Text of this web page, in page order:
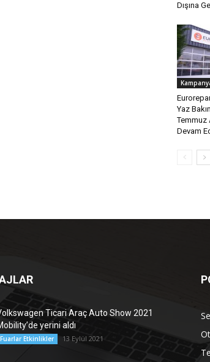
Dışına
Yaz
Temmuz
Devam
Ticari Araç Auto Show 2021
yerini aldı
Fuarlar Etkinlikler 13 Eylül 2021